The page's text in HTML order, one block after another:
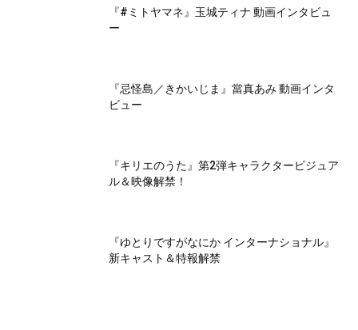
『#ミトヤマネ』玉城ティナ 動画インタビュ
ー
『忌怪島／きかいじま』當真あみ 動画インタ
ビュー
『キリエのうた』第2弾キャラクタービジュア
ル＆映像解禁！
『ゆとりですがなにか インターナショナル』
新キャスト＆特報解禁